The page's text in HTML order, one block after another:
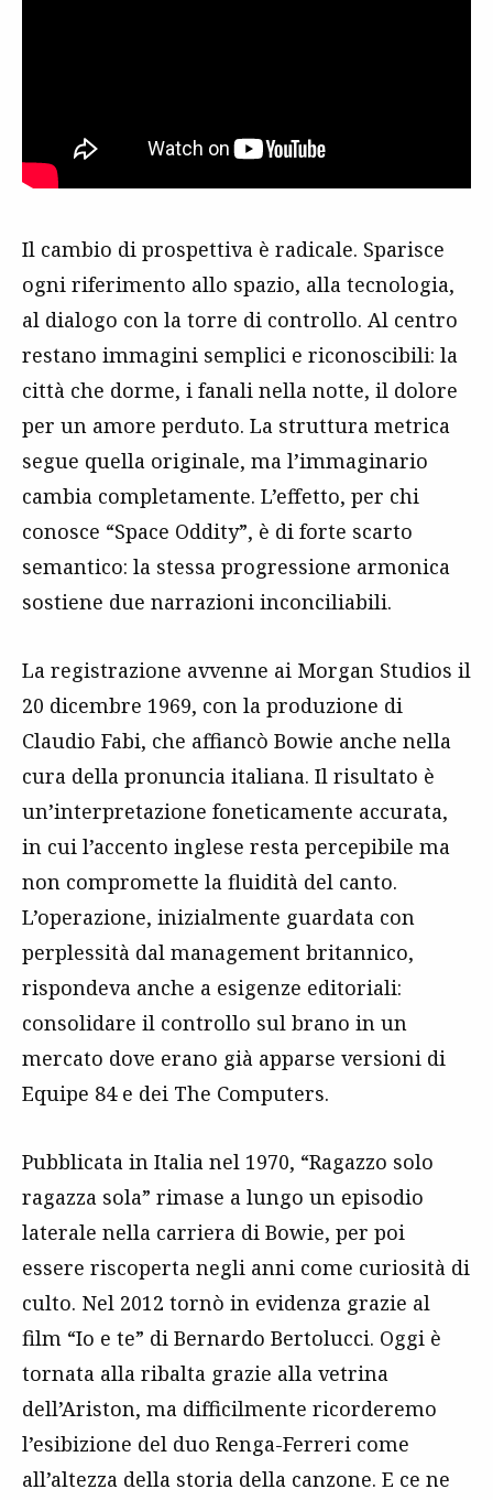
Il cambio di prospettiva è radicale. Sparisce
ogni riferimento allo spazio, alla tecnologia,
al dialogo con la torre di controllo. Al centro
restano immagini semplici e riconoscibili: la
città che dorme, i fanali nella notte, il dolore
per un amore perduto. La struttura metrica
segue quella originale, ma l’immaginario
cambia completamente. L’effetto, per chi
conosce “Space Oddity”, è di forte scarto
semantico: la stessa progressione armonica
sostiene due narrazioni inconciliabili.
La registrazione avvenne ai Morgan Studios il
20 dicembre 1969, con la produzione di
Claudio Fabi, che affiancò Bowie anche nella
cura della pronuncia italiana. Il risultato è
un’interpretazione foneticamente accurata,
in cui l’accento inglese resta percepibile ma
non compromette la fluidità del canto.
L’operazione, inizialmente guardata con
perplessità dal management britannico,
rispondeva anche a esigenze editoriali:
consolidare il controllo sul brano in un
mercato dove erano già apparse versioni di
Equipe 84 e dei The Computers.
Pubblicata in Italia nel 1970, “Ragazzo solo
ragazza sola” rimase a lungo un episodio
laterale nella carriera di Bowie, per poi
essere riscoperta negli anni come curiosità di
culto. Nel 2012 tornò in evidenza grazie al
film “Io e te” di Bernardo Bertolucci. Oggi è
tornata alla ribalta grazie alla vetrina
dell’Ariston, ma difficilmente ricorderemo
l’esibizione del duo Renga-Ferreri come
all’altezza della storia della canzone. E ce ne